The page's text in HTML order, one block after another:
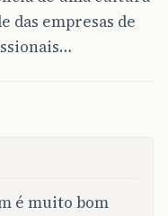
das empresas de
é muito bom